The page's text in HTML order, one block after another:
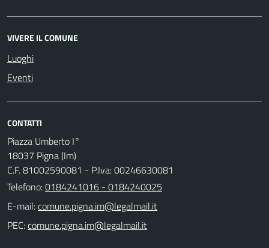
VIVERE IL COMUNE
Luoghi
Eventi
CONTATTI
Piazza Umberto I°
18037 Pigna (Im)
C.F. 81002590081 - P.Iva: 00246630081
Telefono:0184241016 - 0184240025
E-mail:
PEC: